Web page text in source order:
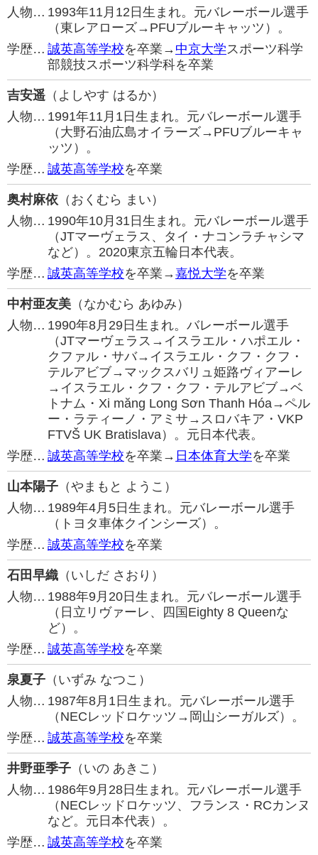
人物… 1993年11月12日生まれ。元バレーボール選手
（東レアローズ→PFUブルーキャッツ）。
学歴… 誠英高等学校を卒業→ 中京大学スポーツ科学
部競技スポーツ科学科を卒業
吉安遥 （よしやす はるか）
人物… 1991年11月1日生まれ。元バレーボール選手
（大野石油広島オイラーズ→PFUブルーキャ
ッツ）。
学歴… 誠英高等学校を卒業
奥村麻依 （おくむら まい）
人物… 1990年10月31日生まれ。元バレーボール選手
（JTマーヴェラス、タイ・ナコンラチャシマ
など）。2020東京五輪日本代表。
学歴… 誠英高等学校を卒業→嘉悦大学を卒業
中村亜友美 （なかむら あゆみ）
人物… 1990年8月29日生まれ。バレーボール選手
（JTマーヴェラス→イスラエル・ハポエル・
クファル・サバ→イスラエル・クフ・クフ・
テルアビブ→マックスバリュ姫路ヴィアーレ
→イスラエル・クフ・クフ・テルアビブ→ベ
トナム・Xi măng Long Sơn Thanh Hóa→ペル
ー・ラティーノ・アミサ→スロバキア・VKP
FTVŠ UK Bratislava）。元日本代表。
学歴… 誠英高等学校を卒業→ 日本体育大学を卒業
山本陽子 （やまもと ようこ）
人物… 1989年4月5日生まれ。元バレーボール選手
（トヨタ車体クインシーズ）。
学歴… 誠英高等学校を卒業
石田早織 （いしだ さおり）
人物… 1988年9月20日生まれ。元バレーボール選手
（日立リヴァーレ、四国Eighty 8 Queenな
ど）。
学歴… 誠英高等学校を卒業
泉夏子 （いずみ なつこ）
人物… 1987年8月1日生まれ。元バレーボール選手
（NECレッドロケッツ→岡山シーガルズ）。
学歴… 誠英高等学校を卒業
井野亜季子 （いの あきこ）
人物… 1986年9月28日生まれ。元バレーボール選手
（NECレッドロケッツ、フランス・RCカンヌ
など。元日本代表）。
学歴… 誠英高等学校を卒業